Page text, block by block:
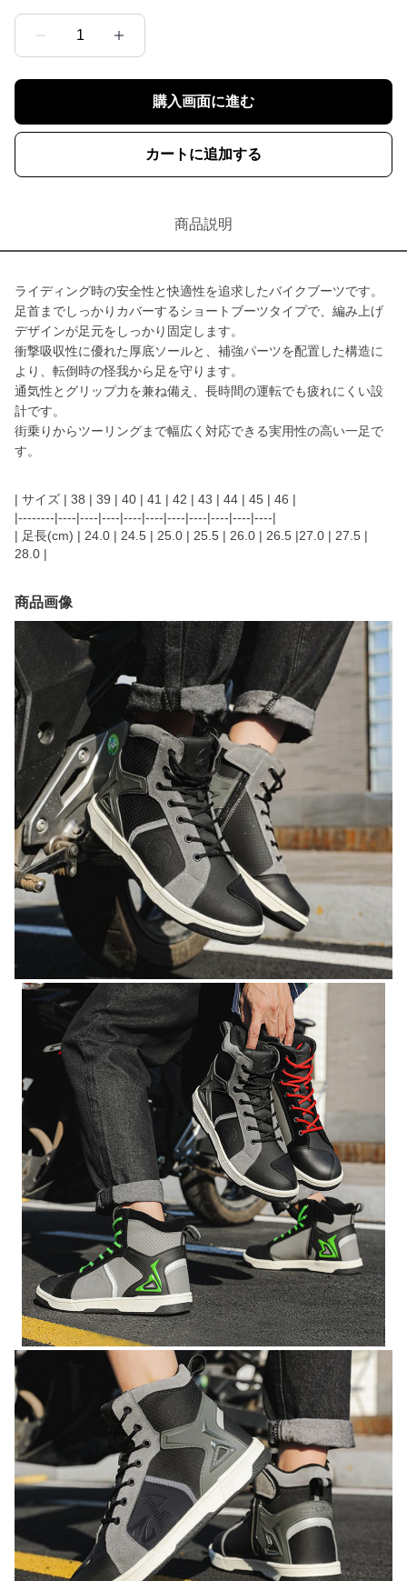
1
購入画面に進む
カートに追加する
商品説明
ライディング時の安全性と快適性を追求したバイクブーツです。
足首までしっかりカバーするショートブーツタイプで、編み上げ
デザインが足元をしっかり固定します。
衝撃吸収性に優れた厚底ソールと、補強パーツを配置した構造に
より、転倒時の怪我から足を守ります。
通気性とグリップ力を兼ね備え、長時間の運転でも疲れにくい設
計です。
街乗りからツーリングまで幅広く対応できる実用性の高い一足で
す。
| サイズ | 38 | 39 | 40 | 41 | 42 | 43 | 44 | 45 | 46 |
|--------|----|----|----|----|----|----|----|----|----|----|
| 足長(cm) | 24.0 | 24.5 | 25.0 | 25.5 | 26.0 | 26.5 |27.0 | 27.5 |
28.0 |
商品画像